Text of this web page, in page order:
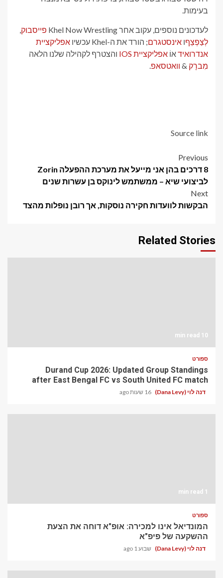
בעימות.
לעדכונים נוספים, עקוב אחר Khel Now Wrestling פייסבוק,
לְצַפְצֵףו אינסטגרם; הורד את ה-Khel עכשיו
אפליקציית
אנדרואידאוֹ אפליקציית IOS
והצטרף לקהילה שלנו הלאה
מִברָק & וואטסאפ.
Source link
Post
navigation
Previous
8 דרכים בהן אני מייעל את מערכת ההפעלה Zorin
לביצועי שיא – ממשתמש לינוקס בן עשרות שנים
Next
הבקשות לוועדות חקירה נוסקות, אך רובן נופלות מהצד
Related Stories
10 min read
ספורט
Durand Cup 2026: Updated Group Standings
after East Bengal FC vs South United FC match
דנה לוי (Dana Levy) 16 שעות ago
1 min read
ספורט
המונדיאל אינו למכירה: אופ"א דוחה את הצעת
ההשקעה של פיפ"א
דנה לוי (Dana Levy) שבוע 1 ago